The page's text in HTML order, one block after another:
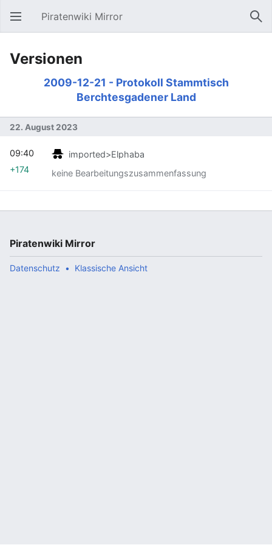
Hauptmenü öffnen Piratenwiki Mirror
Versionen
2009-12-21 - Protokoll Stammtisch
Berchtesgadener Land
22. August 2023
imported>Elphaba
keine Bearbeitungszusammenfassung
09:40
+174
Piratenwiki Mirror
Datenschutz Klassische Ansicht